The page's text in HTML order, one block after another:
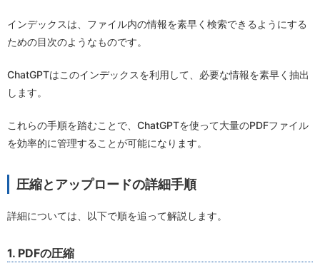
インデックスは、ファイル内の情報を素早く検索できるようにする
ための目次のようなものです。
ChatGPTはこのインデックスを利用して、必要な情報を素早く抽出
します。
これらの手順を踏むことで、ChatGPTを使って大量のPDFファイル
を効率的に管理することが可能になります。
圧縮とアップロードの詳細手順
詳細については、以下で順を追って解説します。
1. PDFの圧縮